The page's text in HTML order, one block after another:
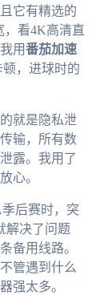
它有精选的
，看4K高清直
用番茄加速
，进球时的
就是隐私泄
输，所有数
露。我用了
心。
后赛时，突
解决了问题
备用线路。
管遇到什么
强太多。